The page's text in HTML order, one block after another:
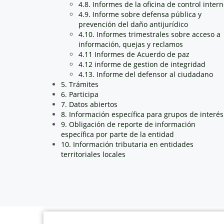
4.8. Informes de la oficina de control
4.9. Informe sobre defensa pública y
prevención del daño antijurídico
4.10. Informes trimestrales sobre acceso a
información, quejas y reclamos
4.11 Informes de Acuerdo de paz
4.12 informe de gestion de integridad
4.13. Informe del defensor al ciudadano
5. Trámites
6. Participa
7. Datos abiertos
8. Información específica para grupos de interés
9. Obligación de reporte de información
específica por parte de la entidad
10. Información tributaria en entidades
territoriales locales